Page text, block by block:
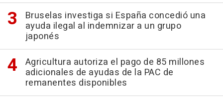
Bruselas investiga si España concedió una
ayuda ilegal al indemnizar a un grupo
japonés
Agricultura autoriza el pago de 85 millones
adicionales de ayudas de la PAC de
remanentes disponibles